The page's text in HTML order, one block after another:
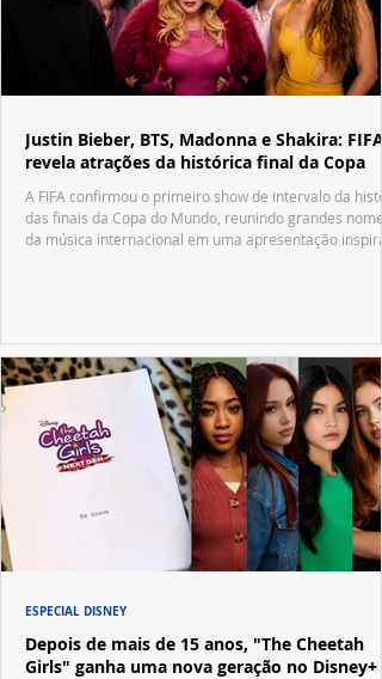
Justin Bieber, BTS, Madonna e Shakira: FIFA
revela atrações da histórica final da Copa
A FIFA confirmou o primeiro show de intervalo da
das finais da Copa do Mundo, reunindo grandes nomes
da música internacional em uma apresentação
Depois de mais de 15 anos, "The Cheetah
Girls" ganha uma nova geração no Disney+
ESPECIAL DISNEY